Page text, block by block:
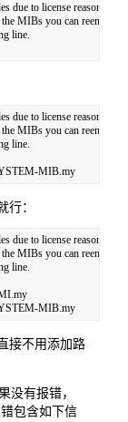
due to license reasons,
MIBs you can reenable
line.
due to license reasons,
MIBs you can reenable
line.
MIB.my
行：
due to license reasons,
MIBs you can reenable
line.
MIB.my
接不用添加路
没有报错，
包含如下信